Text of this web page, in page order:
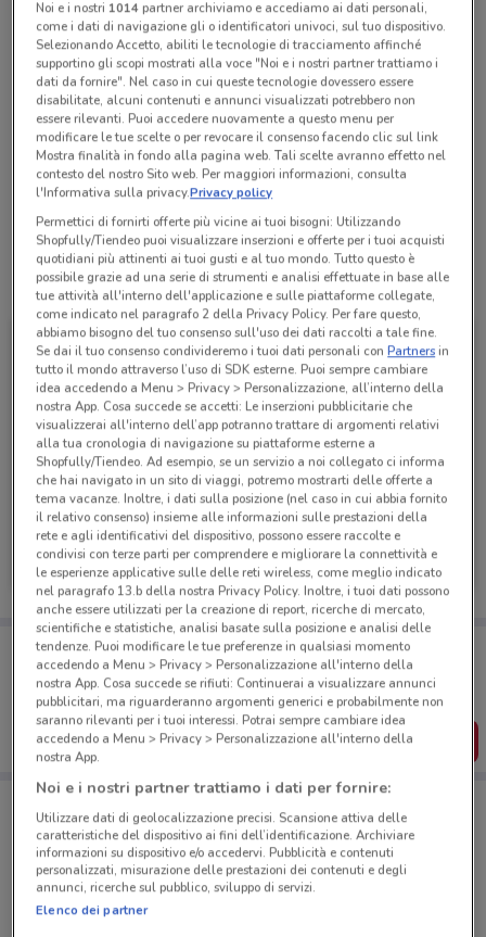
Chiama il negozio
Aperto
Lunedì 09:00 / 20:00
Martedì 09:00 / 20:00
Mercoledì 09:00 / 20:00
Giovedì 09:00 / 20:00
Venerdì 09:00 / 20:00
Sabato 09:00 / 20:00
Domenica 09:00 / 20:00
0687729059
C.Comm. Conforama - Angolo Via Pietro Mascagni
Tutte le promozioni di questo negozio
Arcaplanet
Scade il 16/08 988 m
Porta DoveConviene sempre con te!
Puoi trovare le migliori offerte dei negozi vicino a te,
salvarle e creare la tua lista del risparmio, comodamente
dal tuo cellulare.
SCARICA L’APP
Negozi Arcaplanet a Aprilia
Noi e i nostri 1014partner archiviamo e accediamo ai dati personali,
come i dati di navigazione gli o identificatori univoci, sul tuo dispositivo.
Selezionando Accetto, abiliti le tecnologie di tracciamento affinché
supportino gli scopi mostrati alla voce "Noi e i nostri partner trattiamo i
dati da fornire". Nel caso in cui queste tecnologie dovessero essere
disabilitate, alcuni contenuti e annunci visualizzati potrebbero non
essere rilevanti. Puoi accedere nuovamente a questo menu per
modificare le tue scelte o per revocare il consenso facendo clic sul link
Mostra finalità in fondo alla pagina web. Tali scelte avranno effetto nel
contesto del nostro Sito web. Per maggiori informazioni, consulta
l'Informativa sulla privacy.Privacy policy
Permettici di fornirti offerte più vicine ai tuoi bisogni: Utilizzando
Shopfully/Tiendeo puoi visualizzare inserzioni e offerte per i tuoi acquisti
quotidiani più attinenti ai tuoi gusti e al tuo mondo. Tutto questo è
possibile grazie ad una serie di strumenti e analisi effettuate in base alle
tue attività all'interno dell'applicazione e sulle piattaforme collegate,
come indicato nel paragrafo 2 della Privacy Policy. Per fare questo,
abbiamo bisogno del tuo consenso sull'uso dei dati raccolti a tale fine.
Se dai il tuo consenso condivideremo i tuoi dati personali conPartnersin
tutto il mondo attraverso l’uso di SDK esterne. Puoi sempre cambiare
idea accedendo a Menu > Privacy > Personalizzazione, all’interno della
nostra App. Cosa succede se accetti: Le inserzioni pubblicitarie che
visualizzerai all'interno dell’app potranno trattare di argomenti relativi
alla tua cronologia di navigazione su piattaforme esterne a
Shopfully/Tiendeo. Ad esempio, se un servizio a noi collegato ci informa
che hai navigato in un sito di viaggi, potremo mostrarti delle offerte a
tema vacanze. Inoltre, i dati sulla posizione (nel caso in cui abbia fornito
il relativo consenso) insieme alle informazioni sulle prestazioni della
rete e agli identificativi del dispositivo, possono essere raccolte e
condivisi con terze parti per comprendere e migliorare la connettività e
le esperienze applicative sulle delle reti wireless, come meglio indicato
nel paragrafo 13.b della nostra Privacy Policy. Inoltre, i tuoi dati possono
anche essere utilizzati per la creazione di report, ricerche di mercato,
scientifiche e statistiche, analisi basate sulla posizione e analisi delle
tendenze. Puoi modificare le tue preferenze in qualsiasi momento
accedendo a Menu > Privacy > Personalizzazione all'interno della
nostra App. Cosa succede se rifiuti: Continuerai a visualizzare annunci
pubblicitari, ma riguarderanno argomenti generici e probabilmente non
saranno rilevanti per i tuoi interessi. Potrai sempre cambiare idea
accedendo a Menu > Privacy > Personalizzazione all'interno della
nostra App.
Noi e i nostri partner trattiamo i dati per fornire:
Utilizzare dati di geolocalizzazione precisi. Scansione attiva delle
caratteristiche del dispositivo ai fini dell’identificazione. Archiviare
informazioni su dispositivo e/o accedervi. Pubblicità e contenuti
personalizzati, misurazione delle prestazioni dei contenuti e degli
annunci, ricerche sul pubblico, sviluppo di servizi.
Elenco dei partner